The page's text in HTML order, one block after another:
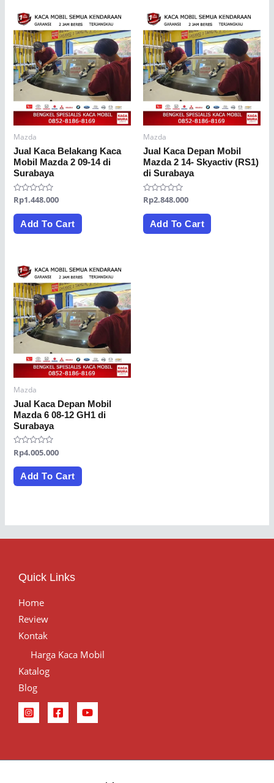
Mazda
Jual Kaca Belakang Kaca
Mobil Mazda 2 09-14 di
Surabaya
Rated
out
Rp1.448.000
Add To Cart
Mazda
Jual Kaca Depan Mobil
Mazda 2 14- Skyactiv (RS1)
di Surabaya
Rated
out
Rp2.848.000
Add To Cart
Mazda
Jual Kaca Depan Mobil
Mazda 6 08-12 GH1 di
Surabaya
Rated
0
out
Rp4.005.000
Add To Cart
Quick Links
Home
Review
Kontak
Harga Kaca Mobil
Katalog
Blog